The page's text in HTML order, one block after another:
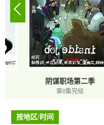
黑执事
第24集完结
按地区/时间